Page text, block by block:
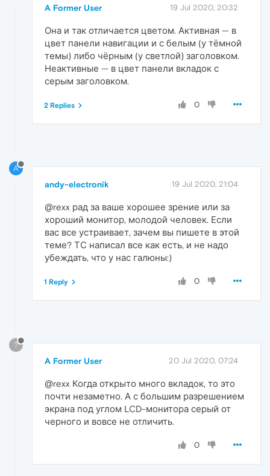
A Former User 19 Jul 2020, 20:32
Она и так отличается цветом. Активная — в
цвет панели навигации и с белым (у тёмной
темы) либо чёрным (у светлой) заголовком.
Неактивные — в цвет панели вкладок с
серым заголовком.
0
2 Replies
A
andy-electronik 19 Jul 2020, 21:04
@rexx рад за ваше хорошее зрение или за
хороший монитор, молодой человек. Если
вас все устраивает, зачем вы пишете в этой
теме? ТС написал все как есть, и не надо
убеждать, что у нас галюны:)
0
1 Reply
?
A Former User 20 Jul 2020, 07:24
@rexx Когда открыто много вкладок, то это
почти незаметно. А с большим разрешением
экрана под углом LCD-монитора серый от
черного и вовсе не отличить.
0